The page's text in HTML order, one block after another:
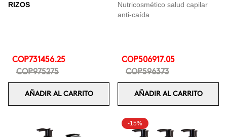
RIZOS
COP731456.25
COP975275
AÑADIR AL CARRITO
Nutricosmético salud capilar
anti-caída
COP506917.05
COP596373
AÑADIR AL CARRITO
-15%